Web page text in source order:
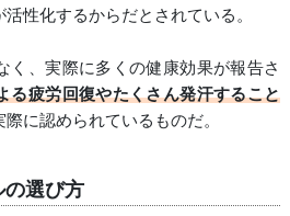
性化するからだとされている。
く、実際に多くの健康効果が報告さ
る疲労回復やたくさん発汗すること
際に認められているものだ。
の選び方